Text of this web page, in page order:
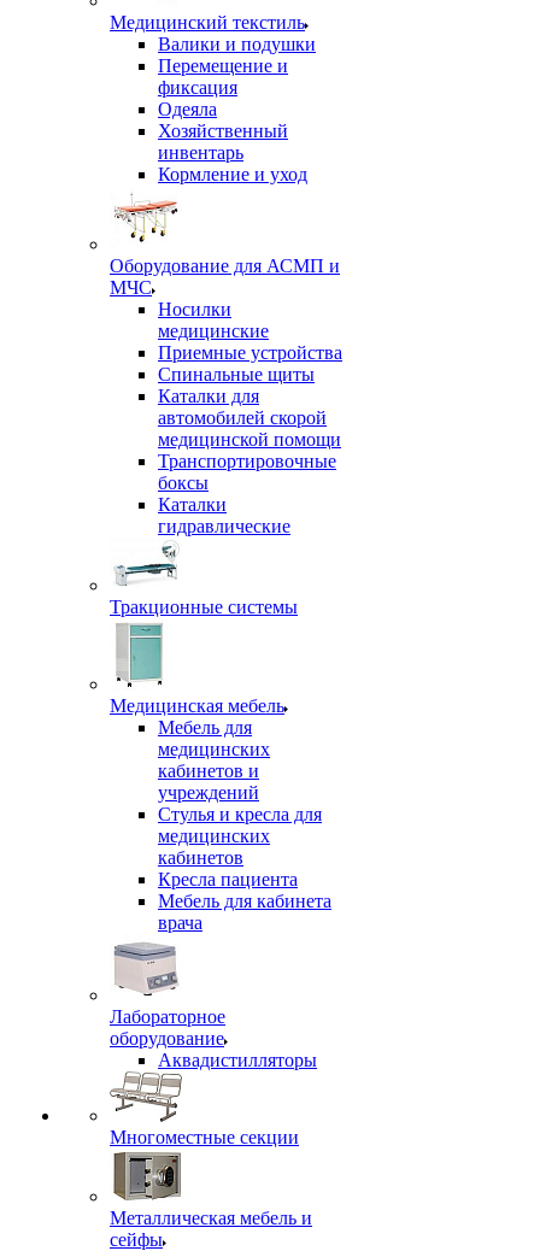
Медицинский текстиль
Валики и подушки
Перемещение и
фиксация
Одеяла
Хозяйственный
инвентарь
Кормление и уход
Оборудование для АСМП и
МЧС
Носилки
медицинские
Приемные устройства
Спинальные щиты
Каталки для
автомобилей скорой
медицинской помощи
Транспортировочные
боксы
Каталки
гидравлические
Тракционные системы
Медицинская мебель
Мебель для
медицинских
кабинетов и
учреждений
Стулья и кресла для
медицинских
кабинетов
Кресла пациента
Мебель для кабинета
врача
Лабораторное
оборудование
Аквадистилляторы
Многоместные секции
Металлическая мебель и
сейфы